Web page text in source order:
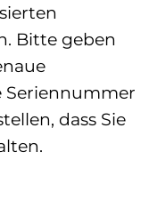
Bitte geben
Seriennummer
dass Sie